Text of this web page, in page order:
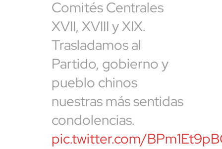
Comités Centrales
XVII, XVIII y XIX.
Trasladamos al
Partido, gobierno y
pueblo chinos
nuestras más sentidas
condolencias.
pic.twitter.com/